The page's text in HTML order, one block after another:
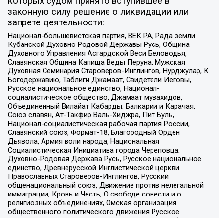
законную силу решение о ликвидации или
запрете деятельности:
Национал-большевистская партия, ВЕК РА, Рада земли
Кубанской Духовно Родовой Державы Русь, Община
Духовного Управления Асгардской Веси Беловодья,
Славянская Община Капища Веды Перуна, Мужская
Духовная Семинария Староверов-Инглингов, Нурджулар, К
Богодержавию, Таблиги Джамаат, Свидетели Иеговы,
Русское национальное единство, Национал-
социалистическое общество, Джамаат мувахидов,
Объединенный Вилайат Кабарды, Балкарии и Карачая,
Союз славян, Ат-Такфир Валь-Хиджра, Пит Буль,
Национал-социалистическая рабочая партия России,
Славянский союз, Формат-18, Благородный Орден
Дьявола, Армия воли народа, Национальная
Социалистическая Инициатива города Череповца,
Духовно-Родовая Держава Русь, Русское национальное
единство, Древнерусской Инглистической церкви
Православных Староверов-Инглингов, Русский
общенациональный союз, Движение против нелегальной
иммиграции, Кровь и Честь, О свободе совести и о
религиозных объединениях, Омская организация
общественного политического движения Русское